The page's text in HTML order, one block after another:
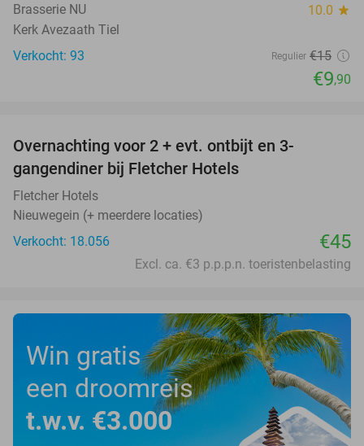
Brasserie NU 10.0 star
Kerk Avezaath Tiel
Verkocht: 93
Regulier €15
€9,90
Overnachting voor 2 + evt. ontbijt en 3-
gangendiner bij Fletcher Hotels
Fletcher Hotels
Nieuwegein (+ meerdere locaties)
Verkocht: 18.056
€45
Excl. ca. €3 p.p.p.n. toeristenbelasting
Win gratis
een droomreis
t.w.v. €3.000